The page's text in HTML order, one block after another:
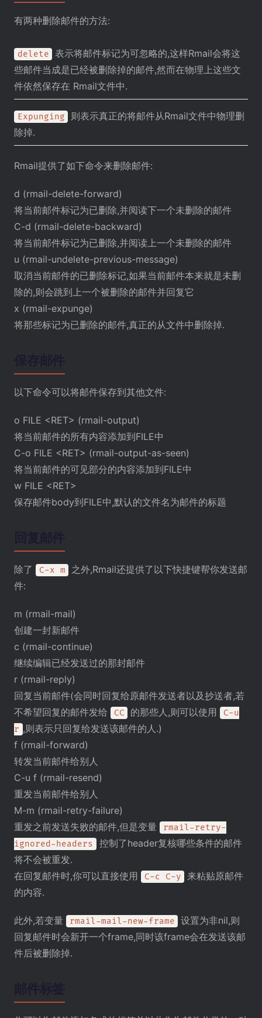
有两种删除邮件的方法:
delete
表示将邮件标记为可忽略的,这样Rmail会将这
些邮件当成是已经被删除掉的邮件,然而在物理上这些文
件依然保存在 Rmail文件中.
Expunging
则表示真正的将邮件从Rmail文件中物理删
除掉.
Rmail提供了如下命令来删除邮件:
d (rmail-delete-forward)
将当前邮件标记为已删除,并阅读下一个未删除的邮件
C-d (rmail-delete-backward)
将当前邮件标记为已删除,并阅读上一个未删除的邮件
u (rmail-undelete-previous-message)
取消当前邮件的已删除标记,如果当前邮件本来就是未删
除的,则会跳到上一个被删除的邮件并回复它
x (rmail-expunge)
将那些标记为已删除的邮件,真正的从文件中删除掉.
以下命令可以将邮件保存到其他文件:
o FILE <RET> (rmail-output)
将当前邮件的所有内容添加到FILE中
C-o FILE <RET> (rmail-output-as-seen)
将当前邮件的可见部分的内容添加到FILE中
w FILE <RET>
保存邮件body到FILE中,默认的文件名为邮件的标题
除了 C-x m
之外,Rmail还提供了以下快捷键帮你发送邮
件:
m (rmail-mail)
创建一封新邮件
c (rmail-continue)
继续编辑已经发送过的那封邮件
r (rmail-reply)
回复当前邮件(会同时回复给原邮件发送者以及抄送者,若
不希望回复的邮件发给
CC 的那些人,则可以使用 C-u
r ,则表示只回复给发送该邮件的人.)
f (rmail-forward)
转发当前邮件给别人
C-u f (rmail-resend)
重发当前邮件给别人
M-m (rmail-retry-failure)
重发之前发送失败的邮件,但是变量
rmail-retry-
ignored-headers 控制了header复核哪些条件的邮件
将不会被重发.
在回复邮件时,你可以直接使用
C-c C-y
来粘贴原邮件
的内容.
此外,若变量 rmail-mail-new-frame
设置为非nil,则
回复邮件时会新开一个frame,同时该frame会在发送该邮
件后被删除掉.